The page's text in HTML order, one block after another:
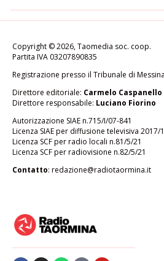
Copyright © 2026, Taomedia soc. coop.
Partita IVA 03207890835
Registrazione presso il Tribunale di
Direttore editoriale: Carmelo Caspanello
Direttore responsabile: Luciano Fiorino
Autorizzazione SIAE n.715/I/07-841
Licenza SIAE per diffusione televisiva 2017/
Licenza SCF per radio locali n.81/5/21
Licenza SCF per radiovisione n.82/5/21
Contatto: redazione@radiotaormina.it